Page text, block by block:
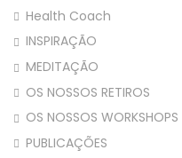
Health Coach
INSPIRAÇÃO
MEDITAÇÃO
OS NOSSOS RETIROS
OS NOSSOS WORKSHOPS
PUBLICAÇÕES